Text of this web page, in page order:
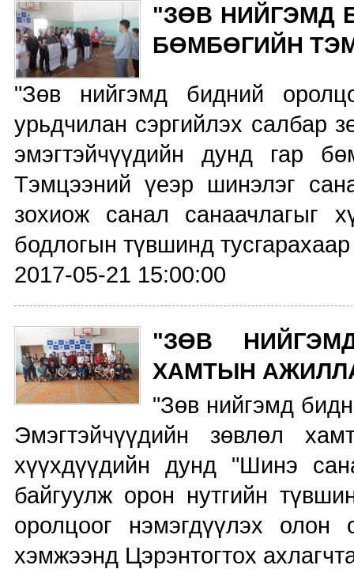
"ЗӨВ НИЙГЭМД
БӨМБӨГИЙН
"Зөв нийгэмд бидний
урьдчилан сэргийлэх салбар
эмэгтэйчүүдийн дунд гар
Тэмцээний үеэр шинэлэг
зохиож санал санаачлагыг
бодлогын түвшинд
2017-05-21 15:00:00
"ЗӨВ
ХАМТЫН
"Зөв нийгэмд
Эмэгтэйчүүдийн зөвлөл
хүүхдүүдийн дунд "Шинэ
байгуулж орон нутгийн
оролцоог нэмэгдүүлэх
хэмжээнд Цэрэнтогтох